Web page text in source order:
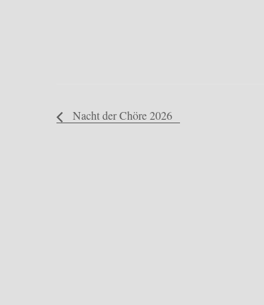
Nacht der Chöre 2026